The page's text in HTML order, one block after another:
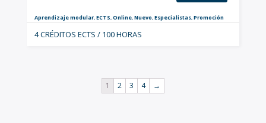
Aprendizaje modular,ECTS,Online,Nuevo,Especialistas,Promoción
4 CRÉDITOS ECTS / 100 HORAS
1 2 3 4 →